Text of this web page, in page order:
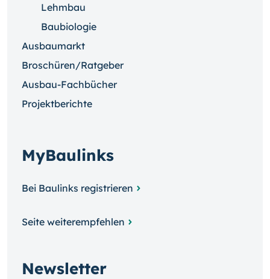
Lehmbau
Baubiologie
Ausbaumarkt
Broschüren/Ratgeber
Ausbau-Fachbücher
Projektberichte
MyBaulinks
Bei Baulinks registrieren
Seite weiterempfehlen
Newsletter